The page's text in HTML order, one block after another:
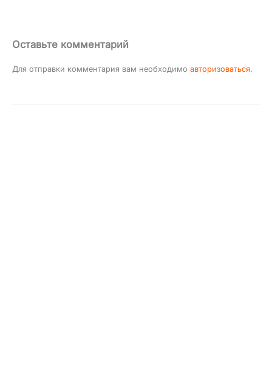
Оставьте комментарий
Для отправки комментария вам необходимо авторизоваться.